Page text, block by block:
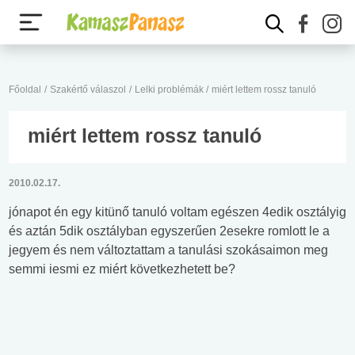
Főoldal / Szakértő válaszol / Lelki problémák / miért lettem rossz tanuló
miért lettem rossz tanuló
2010.02.17.
jónapot én egy kitünő tanuló voltam egészen 4edik osztályig
és aztán 5dik osztályban egyszerűen 2esekre romlott le a
jegyem és nem változtattam a tanulási szokásaimon meg
semmi iesmi ez miért következhetett be?